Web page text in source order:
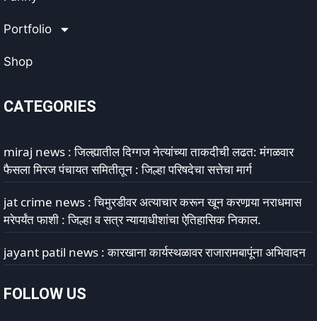
Portfolio
Shop
CATEGORIES
miraj news : जिल्ह्यातील दिग्गज नेत्यांच्या ताकदीची लढत: मंगळवार
फैसला मिरज पंचायत समितीतून : जिल्हा परिषदेचा सत्तेचा मार्ग
jat crime news : चिमुरडीवर अत्याचार करून खून करणार्‍या नराधमास
मरेपर्यंत फाशी : जिल्हा व सत्र न्यायाधीशांचा ऐतिहासिक निकाल.
jayant patil news : कारखाना कार्यस्थळावर राजारामबापूंना अभिवादन
FOLLOW US